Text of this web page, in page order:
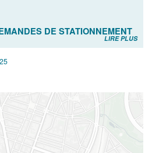
DE STATIONNEMENT
LIRE PLUS